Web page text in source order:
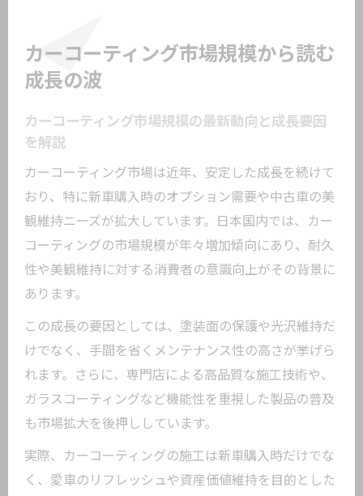
となる要素
カーエステ市場規模とコーティング需要
の関係性
注目が集まるカーコーティング業界の展望
ポイント
コーティング業界で注目される新技術と
市場動向
カーコーティングが牽引する業界全体の
成長予測
ンド比較
カーコーティング業界の今後注目すべき
ビジネスモデル
将来性を見据えたカーコーティングの選び方
性の視点
市場規模から見るおすすめコーティング
カーコーティング市場規模から読む
成長の波
カーコーティング市場規模の最新動向と成長要因
を解説
カーコーティング市場は近年、安定した成長を続けて
おり、特に新車購入時のオプション需要や中古車の美
観維持ニーズが拡大しています。日本国内では、カー
コーティングの市場規模が年々増加傾向にあり、耐久
性や美観維持に対する消費者の意識向上がその背景に
あります。
この成長の要因としては、塗装面の保護や光沢維持だ
けでなく、手間を省くメンテナンス性の高さが挙げら
れます。さらに、専門店による高品質な施工技術や、
ガラスコーティングなど機能性を重視した製品の普及
も市場拡大を後押ししています。
実際、カーコーティングの施工は新車購入時だけでな
く、愛車のリフレッシュや資産価値維持を目的とした